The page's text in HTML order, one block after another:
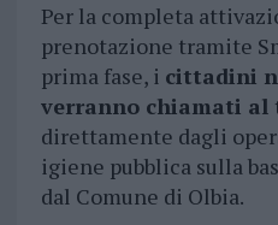
Per la completa
prenotazione tramite
prima fase, i cittadini
verranno chiamati al
direttamente dagli
igiene pubblica sulla
dal Comune di Olbia.